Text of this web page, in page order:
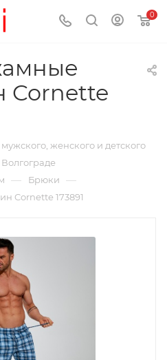
0
Cornette
женского и детского
— Брюки —
Cornette 173891